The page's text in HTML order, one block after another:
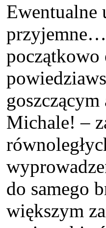
Ewentualne
przyjemne…
początkowo
Michale! –
do samego
większym